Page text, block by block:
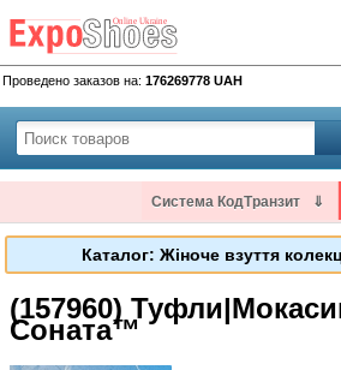
Проведено заказов на: 176269778 UAH
Система КодТранзит ⇓
Каталог: Жіноче взуття
(157960)
Соната™